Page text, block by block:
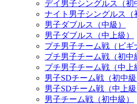
デイ男子シングルス（初
ナイト男子シングルス（
男子ダブルス（中級）
男子ダブルス（中上級）
プチ男子チーム戦（ビギ
プチ男子チーム戦（初中
プチ男子チーム戦（中上
男子SDチーム戦（初中級
男子SDチーム戦（中上級
男子チーム戦（初中級）